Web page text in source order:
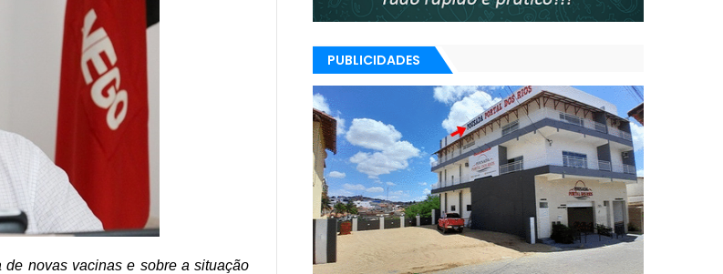
de novas vacinas e sobre a situação
PUBLICIDADES